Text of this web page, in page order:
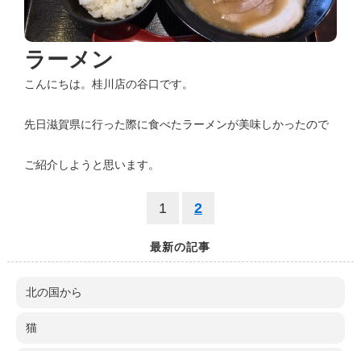
ラーメン
こんにちは。桂川店の谷口です。
先日滋賀県に行った際に食べたラーメンが美味しかったので
ご紹介しようと思います。
1 2
最新の記事
北の国から
猫